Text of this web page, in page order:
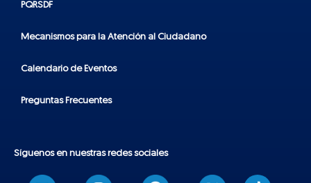
PQRSDF
Mecanismos para la Atención al Ciudadano
Calendario de Eventos
Preguntas Frecuentes
Síguenos en nuestras redes sociales
T